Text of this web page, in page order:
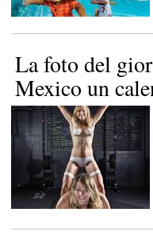
La foto del
Mexico un